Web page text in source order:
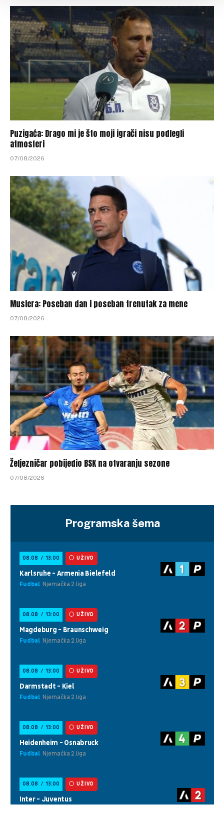
Puzigaća: Drago mi je što moji igrači nisu podlegli
atmosferi
07/08/2026
Muslera: Poseban dan i poseban trenutak za mene
07/08/2026
Željezničar pobijedio BSK na otvaranju sezone
07/08/2026
Programska šema